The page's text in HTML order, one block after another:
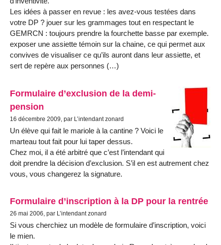
Les idées à passer en revue : les avez-vous testées dans
votre DP ? jouer sur les grammages tout en respectant le
GEMRCN : toujours prendre la fourchette basse par exemple.
exposer une assiette témoin sur la chaine, ce qui permet aux
convives de visualiser ce qu’ils auront dans leur assiette, et
sert de repère aux personnes (…)
Formulaire d’exclusion de la demi-
pension
16 décembre 2009, par L’intendant zonard
Un élève qui fait le mariole à la cantine ? Voici le
marteau tout fait pour lui taper dessus.
Chez moi, il a été arbitré que c’est l’intendant qui
doit prendre la décision d’exclusion. S’il en est autrement chez
vous, vous changerez la signature.
Formulaire d’inscription à la DP pour la rentrée
26 mai 2006, par L’intendant zonard
Si vous cherchiez un modèle de formulaire d’inscription, voici
le mien.